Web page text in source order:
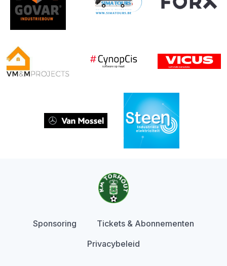
Sponsoring
Tickets & Abonnementen
Privacybeleid